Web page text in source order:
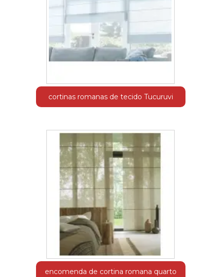
cortinas romanas de tecido Tucuruvi
encomenda de cortina romana quarto